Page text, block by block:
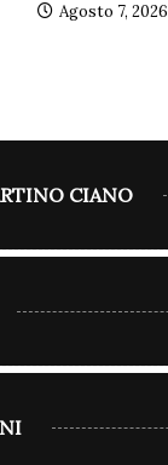
Agosto 7, 2026
CIANO